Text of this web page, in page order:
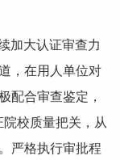
大认证审查力
，在用人单位对
配合审查鉴定，
校质量把关，从
严格执行审批程